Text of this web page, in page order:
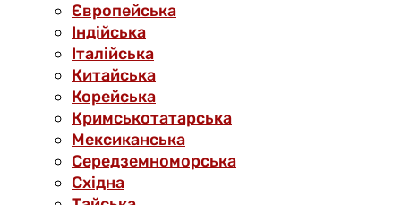
Європейська
Індійська
Італійська
Китайська
Корейська
Кримськотатарська
Мексиканська
Середземноморська
Східна